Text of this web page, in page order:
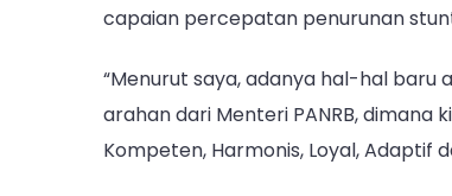
capaian percepatan penurunan
“Menurut saya, adanya hal-hal baru
arahan dari Menteri PANRB, dimana
Kompeten, Harmonis, Loyal, Adaptif